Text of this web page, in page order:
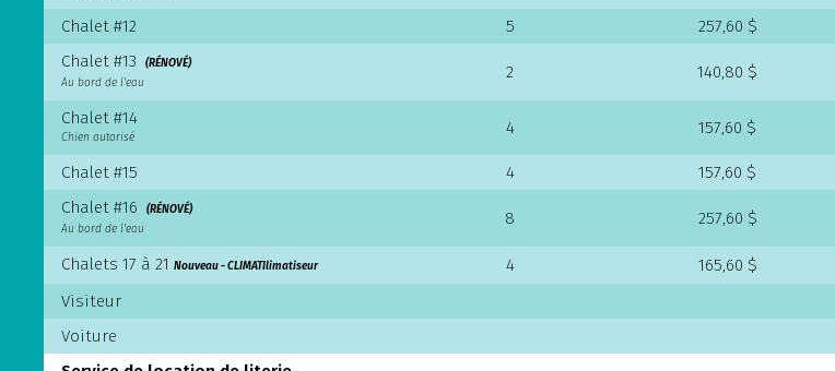
Chalet #12 5 257,60 $
Chalet #13
(RÉNOVÉ)
Au bord de l'eau
2 140,80 $
Chalet #14
Chien autorisé 4 157,60 $
Chalet #15 4 157,60 $
Chalet #16
(RÉNOVÉ)
Au bord de l'eau
8 257,60 $
Chalets 17 à 21 Nouveau - CLIMATIlimatiseur 4 165,60 $
Visiteur
Voiture